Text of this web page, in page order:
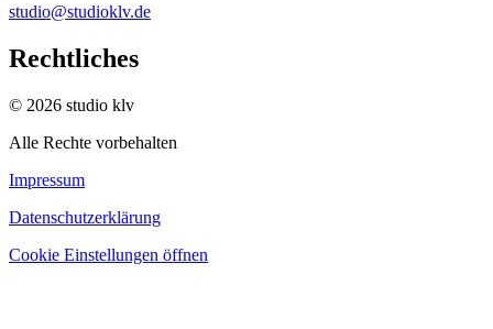
studio@studioklv.de
Rechtliches
© 2026 studio klv
Alle Rechte vorbehalten
Impressum
Datenschutzerklärung
Cookie Einstellungen öffnen